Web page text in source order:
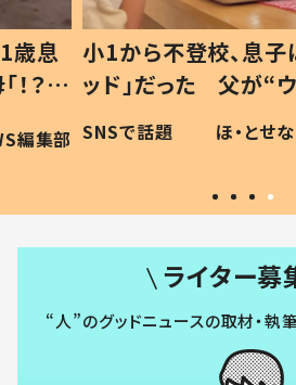
歳息
？」
編集部
小1から不登校、息子
ッド」だった 父が“
作り続ける理由とは
#令和の子
SNSで話題 ほ・とせ
ライター募
“人”のグッドニュースの取材・執